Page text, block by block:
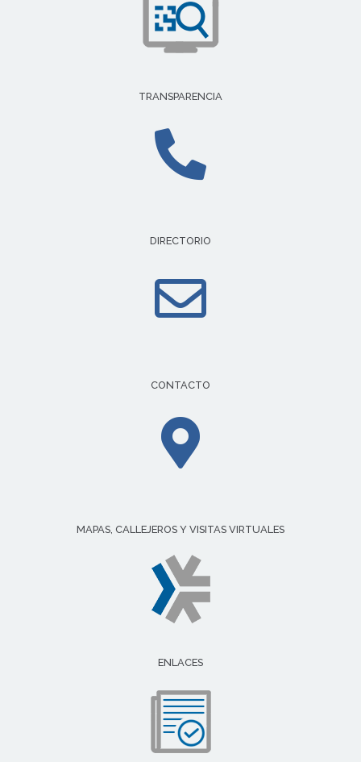
TRANSPARENCIA
DIRECTORIO
CONTACTO
MAPAS, CALLEJEROS Y VISITAS VIRTUALES
ENLACES